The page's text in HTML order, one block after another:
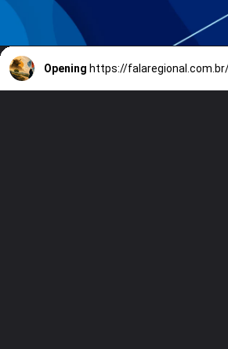
Opening